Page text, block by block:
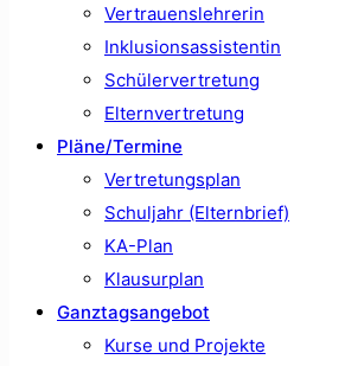
Vertrauenslehrerin
Inklusionsassistentin
Schülervertretung
Elternvertretung
Pläne/Termine
Vertretungsplan
Schuljahr (Elternbrief)
KA-Plan
Klausurplan
Ganztagsangebot
Kurse und Projekte